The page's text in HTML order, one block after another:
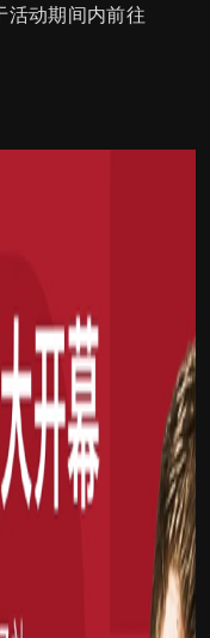
活动期间内前往